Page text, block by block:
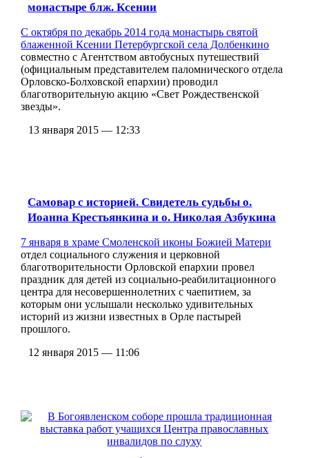
монастыре блж. Ксении
С октября по декабрь 2014 годамонастырь святой
блаженной Ксении Петербургской села Долбенкино
совместно с Агентством автобусных путешествий
(официальным представителем паломнического отдела
Орловско-Болховской епархии) проводил
благотворительную акцию «Свет Рождественской
звезды».
13 января 2015 — 12:33
Самовар с историей. Свидетель судьбы о.
Иоанна Крестьянкина и о. Николая Азбукина
7 января вхраме Смоленской иконы Божией Матери
отдел социального служения и церковной
благотворительности Орловской епархии провел
праздник для детей из социально-реабилитационного
центра для несовершеннолетних с чаепитием, за
которым они услышали несколько удивительных
историй из жизни известных в Орле пастырей
прошлого.
12 января 2015 — 11:06